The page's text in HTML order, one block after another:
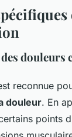
douleurs
reconnue
douleur. En
points